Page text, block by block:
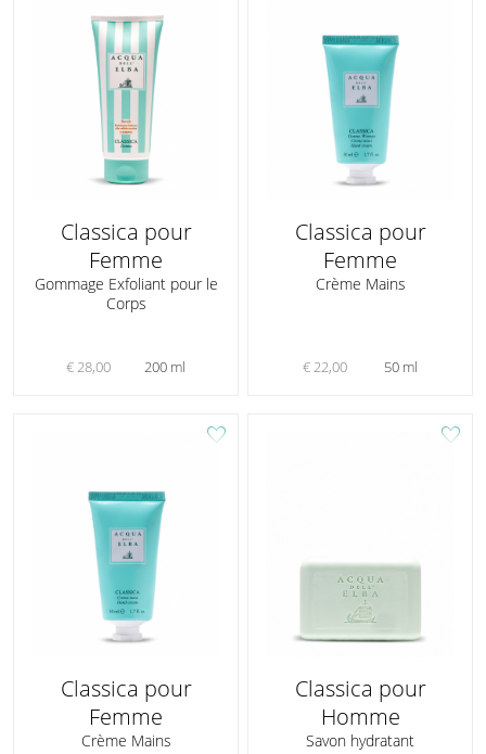
Classica pour
Femme
Gommage Exfoliant pour le
Corps
€ 28,00 200 ml
Classica pour
Femme
Crème Mains
€ 22,00 50 ml
favorite
Classica pour
Femme
Crème Mains
favorite
Classica pour
Homme
Savon hydratant